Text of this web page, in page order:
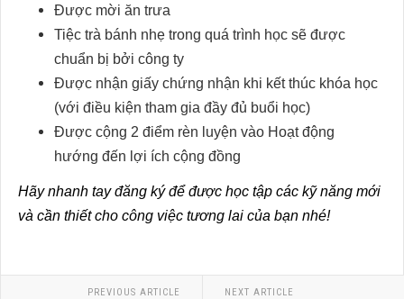
Được mời ăn trưa
Tiệc trà bánh nhẹ trong quá trình học sẽ được
chuẩn bị bởi công ty
Được nhận giấy chứng nhận khi kết thúc khóa học
(với điều kiện tham gia đầy đủ buổi học)
Được cộng 2 điểm rèn luyện vào Hoạt động
hướng đến lợi ích cộng đồng
Hãy nhanh tay đăng ký để được học tập các kỹ năng mới
và cần thiết cho công việc tương lai của bạn nhé!
PREVIOUS ARTICLE NEXT ARTICLE